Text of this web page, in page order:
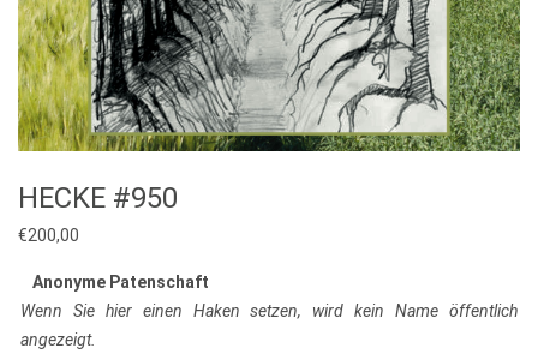
HECKE #950
€200,00
Anonyme Patenschaft
Wenn Sie hier einen Haken setzen, wird kein Name öffentlich
angezeigt.